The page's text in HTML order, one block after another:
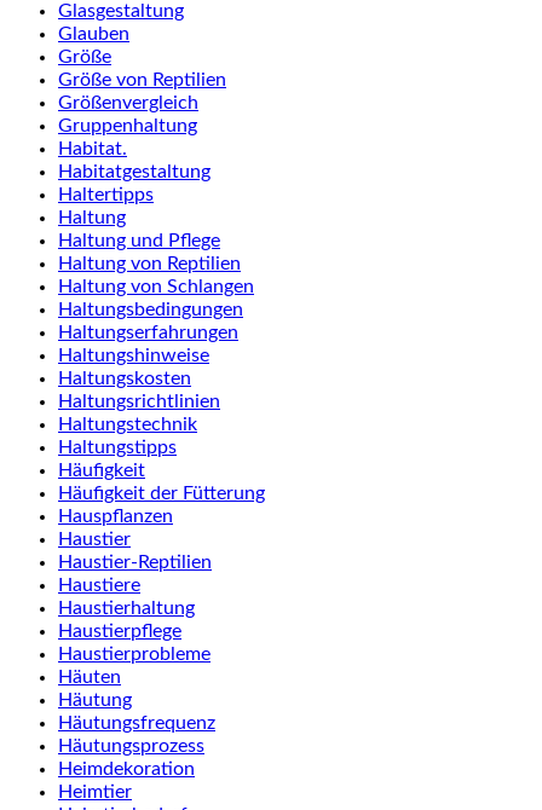
Glasgestaltung
Glauben
Größe
Größe von Reptilien
Größenvergleich
Gruppenhaltung
Habitat.
Habitatgestaltung
Haltertipps
Haltung
Haltung und Pflege
Haltung von Reptilien
Haltung von Schlangen
Haltungsbedingungen
Haltungserfahrungen
Haltungshinweise
Haltungskosten
Haltungsrichtlinien
Haltungstechnik
Haltungstipps
Häufigkeit
Häufigkeit der Fütterung
Hauspflanzen
Haustier
Haustier-Reptilien
Haustiere
Haustierhaltung
Haustierpflege
Haustierprobleme
Häuten
Häutung
Häutungsfrequenz
Häutungsprozess
Heimdekoration
Heimtier